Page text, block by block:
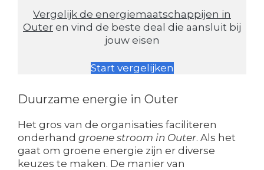
Vergelijk de energiemaatschappijen in
Outer en vind de beste deal die aansluit bij
jouw eisen
Start vergelijken
Duurzame energie in Outer
Het gros van de organisaties faciliteren
onderhand groene stroom in Outer. Als het
gaat om groene energie zijn er diverse
keuzes te maken. De manier van